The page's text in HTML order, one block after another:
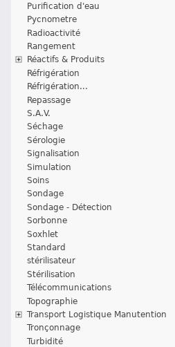
Purification d'eau
Pycnometre
Radioactivité
Rangement
Réactifs & Produits
Réfrigération
Réfrigération...
Repassage
S.A.V.
Séchage
Sérologie
Signalisation
Simulation
Soins
Sondage
Sondage - Détection
Sorbonne
Soxhlet
Standard
stérilisateur
Stérilisation
Télécommunications
Topographie
Transport Logistique Manutention
Tronçonnage
Turbidité